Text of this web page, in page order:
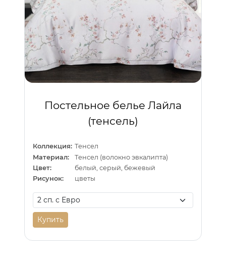
Постельное белье Лайла
(тенсель)
Коллекция: Тенсел
Материал:
Тенсел (волокно эвкалипта)
Цвет:
белый, серый, бежевый
Рисунок:
цветы
Купить